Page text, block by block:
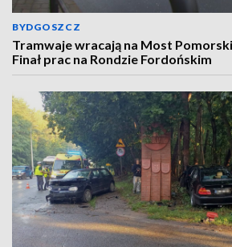
BYDGOSZCZ
Tramwaje wracają na Most
Finał prac na Rondzie Fordońskim